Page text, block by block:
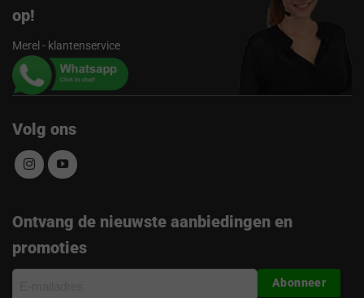
op!
Merel - klantenservice
Volg ons
Ontvang de nieuwste aanbiedingen en
promoties
Abonneer